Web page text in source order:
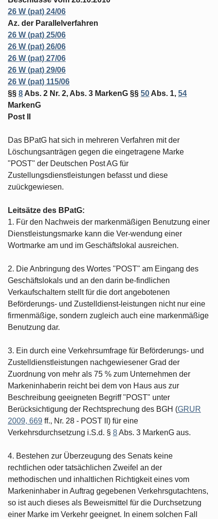
26 W (pat) 24/06
Az. der Parallelverfahren
26 W (pat) 25/06
26 W (pat) 26/06
26 W (pat) 27/06
26 W (pat) 29/06
26 W (pat) 115/06
§§ 8 Abs. 2 Nr. 2, Abs. 3 MarkenG §§ 50 Abs. 1, 54
MarkenG
Post II
Das BPatG hat sich in mehreren Verfahren mit der
Löschungsanträgen gegen die eingetragene Marke
"POST" der Deutschen Post AG für
Zustellungsdienstleistungen befasst und diese
zuückgewiesen.
Leitsätze des BPatG:
1. Für den Nachweis der markenmäßigen Benutzung einer
Dienstleistungsmarke kann die Ver-wendung einer
Wortmarke am und im Geschäftslokal ausreichen.
2. Die Anbringung des Wortes "POST" am Eingang des
Geschäftslokals und an den darin be-findlichen
Verkaufschaltern stellt für die dort angebotenen
Beförderungs- und Zustelldienst-leistungen nicht nur eine
firmenmäßige, sondern zugleich auch eine markenmäßige
Benutzung dar.
3. Ein durch eine Verkehrsumfrage für Beförderungs- und
Zustelldienstleistungen nachgewiesener Grad der
Zuordnung von mehr als 75 % zum Unternehmen der
Markeninhaberin reicht bei dem von Haus aus zur
Beschreibung geeigneten Begriff "POST" unter
Berücksichtigung der Rechtsprechung des BGH (GRUR
2009, 669 ff., Nr. 28 - POST II) für eine
Verkehrsdurchsetzung i.S.d. § 8Abs. 3 MarkenG aus.
4. Bestehen zur Überzeugung des Senats keine
rechtlichen oder tatsächlichen Zweifel an der
methodischen und inhaltlichen Richtigkeit eines vom
Markeninhaber in Auftrag gegebenen Verkehrsgutachtens,
so ist auch dieses als Beweismittel für die Durchsetzung
einer Marke im Verkehr geeignet. In einem solchen Fall